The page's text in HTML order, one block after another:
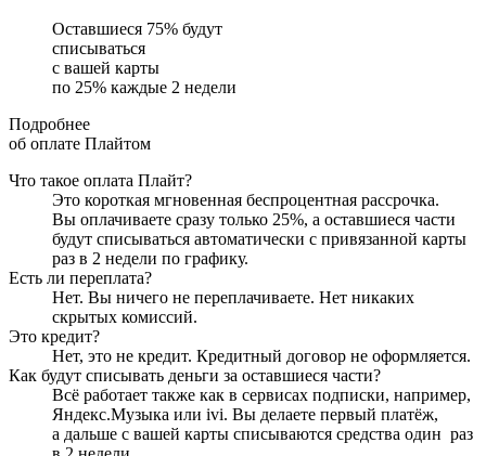
Оставшиеся 75% будут
списываться
с вашей карты
по 25% каждые 2 недели
Подробнее
об оплате Плайтом
Что такое оплата Плайт?
Это короткая мгновенная беспроцентная рассрочка.
Вы оплачиваете сразу только 25%, а оставшиеся части
будут списываться автоматически с привязанной карты
раз в 2 недели по графику.
Есть ли переплата?
Нет. Вы ничего не переплачиваете. Нет никаких
скрытых комиссий.
Это кредит?
Нет, это не кредит. Кредитный договор не оформляется.
Как будут списывать деньги за оставшиеся части?
Всё работает также как в сервисах подписки, например,
Яндекс.Музыка или ivi. Вы делаете первый платёж,
а дальше с вашей карты списываются средства один раз